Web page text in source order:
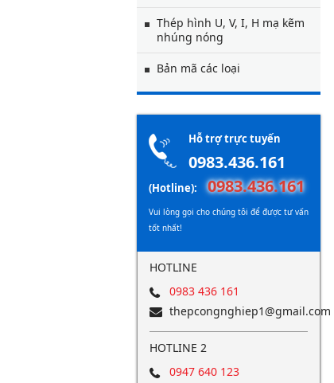
Thép hình U, V, I, H mạ kẽm
nhúng nóng
Bản mã các loại
Hỗ trợ trực tuyến
0983.436.161
(Hotline): 0983.436.161
Vui lòng gọi cho chúng tôi để được tư vấn
tốt nhất!
HOTLINE
0983 436 161
thepcongnghiep1@gmail.com
HOTLINE 2
0947 640 123